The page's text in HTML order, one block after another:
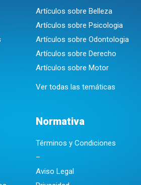
Artículos sobre Belleza
Artículos sobre Psicologia
Artículos sobre Odontologia
Artículos sobre Derecho
Artículos sobre Motor
Ver todas las temáticas
Normativa
Términos y Condiciones
–
Aviso Legal